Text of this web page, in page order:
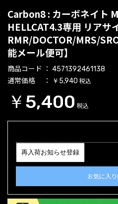
Carbon8 : カーボネイト
HELLCAT4.3専用 リアサ
RMR/DOCTOR/MRS/
能メール便可】
商品コード 4571392461138
通常価格 ￥5,940 税込
￥5,400 税込
再入荷お知らせ登録
お気に入